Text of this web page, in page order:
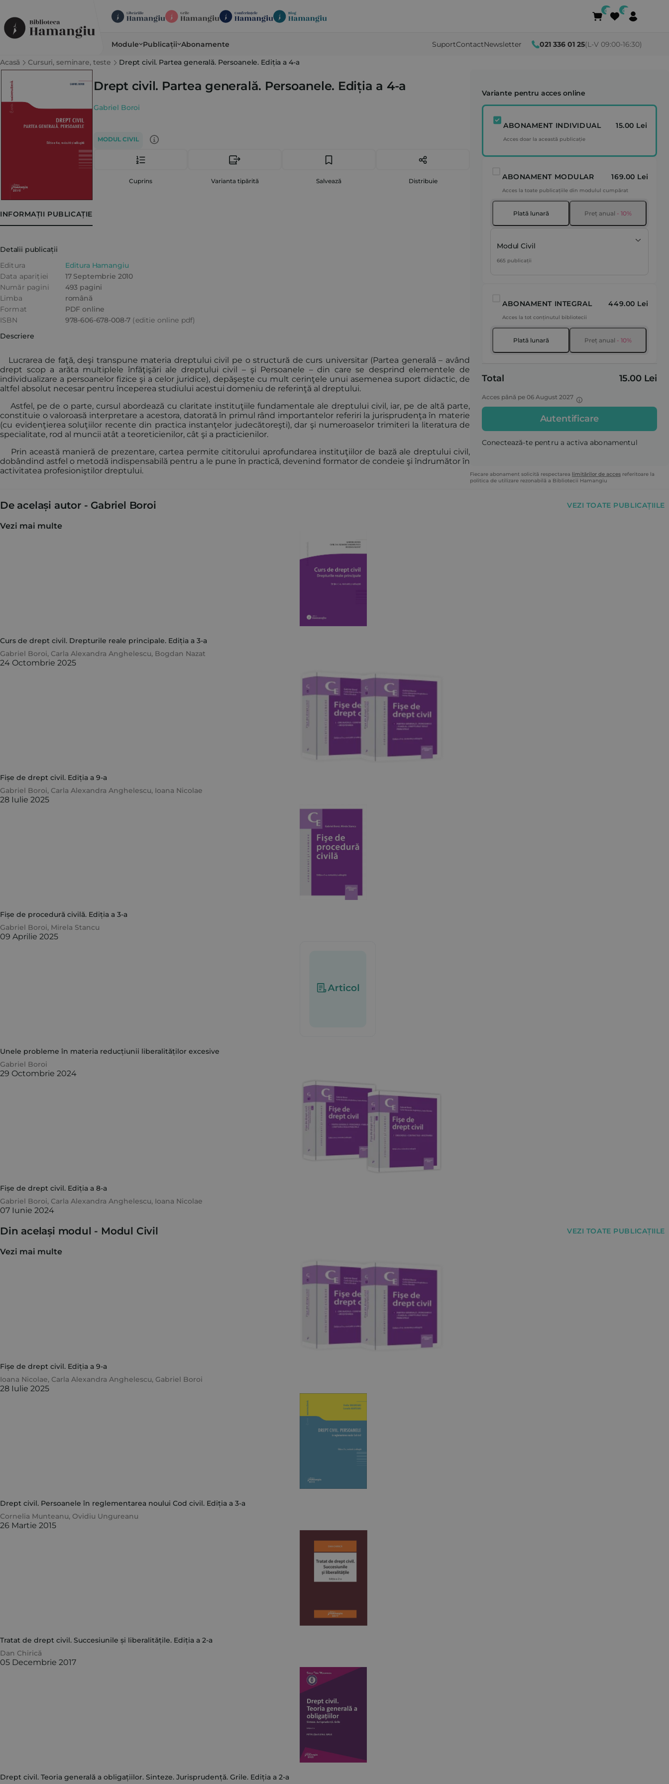
Module Publicații Abonamente SuportContactNewsletter 021 336 01 25(L-V 09:00-16:30)
Acasă Cursuri, seminare, teste Drept civil. Partea generală. Persoanele. Ediția a 4-a
Drept civil. Partea generală. Persoanele. Ediția a 4-a
Gabriel Boroi
MODUL CIVIL
Cuprins Varianta tipărită Salvează Distribuie
INFORMAȚII PUBLICAȚIE
Detalii publicații
Editura
Editura Hamangiu
Data apariției
17 Septembrie 2010
Număr pagini
493 pagini
Limba
română
Format
PDF online
ISBN
978-606-678-008-7 (editie online pdf)
Descriere
Lucrarea de faţă, deşi transpune materia dreptului civil pe o structură de curs universitar (Partea generală – având
drept scop a arăta multiplele înfăţişări ale dreptului civil – şi Persoanele – din care se desprind elementele de
individualizare a persoanelor fizice şi a celor juridice), depăşeşte cu mult cerinţele unui asemenea suport didactic, de
altfel absolut necesar pentru începerea studiului acestui domeniu de referinţă al dreptului.
Astfel, pe de o parte, cursul abordează cu claritate instituţiile fundamentale ale dreptului civil, iar, pe de altă parte,
constituie o valoroasă interpretare a acestora, datorată în primul rând importantelor referiri la jurisprudenţa în materie
(cu evidenţierea soluţiilor recente din practica instanţelor judecătoreşti), dar şi numeroaselor trimiteri la literatura de
specialitate, rod al muncii atât a teoreticienilor, cât şi a practicienilor.
Prin această manieră de prezentare, cartea permite cititorului aprofundarea instituţiilor de bază ale dreptului civil,
dobândind astfel o metodă indispensabilă pentru a le pune în practică, devenind formator de condeie şi îndrumător în
activitatea profesioniştilor dreptului.
Variante pentru acces online
ABONAMENT INDIVIDUAL 15.00 Lei
Acces doar la această publicație
ABONAMENT MODULAR 169.00 Lei
Acces la toate publicațiile din modulul cumpărat
Plată lunară Preț anual - 10%
Modul Civil
665 publicații
ABONAMENT INTEGRAL 449.00 Lei
Acces la tot conținutul bibliotecii
Plată lunară Preț anual - 10%
Total 15.00 Lei
Acces până pe 06 August 2027
Autentificare
Conectează-te pentru a activa abonamentul
Fiecare abonament solicită respectarea limitărilor de acces referitoare la
politica de utilizare rezonabilă a Bibliotecii Hamangiu
De același autor - Gabriel Boroi VEZI TOATE PUBLICAȚIILE
Vezi mai multe
Curs de drept civil. Drepturile reale principale. Ediția a 3-a
Gabriel Boroi, Carla Alexandra Anghelescu, Bogdan Nazat
24 Octombrie 2025
Fișe de drept civil. Ediția a 9-a
Gabriel Boroi, Carla Alexandra Anghelescu, Ioana Nicolae
28 Iulie 2025
Fișe de procedură civilă. Ediția a 3-a
Gabriel Boroi, Mirela Stancu
09 Aprilie 2025
Unele probleme în materia reducțiunii liberalităților excesive
Gabriel Boroi
29 Octombrie 2024
Fișe de drept civil. Ediția a 8-a
Gabriel Boroi, Carla Alexandra Anghelescu, Ioana Nicolae
07 Iunie 2024
Din același modul - Modul Civil VEZI TOATE PUBLICAȚIILE
Vezi mai multe
Fișe de drept civil. Ediția a 9-a
Ioana Nicolae, Carla Alexandra Anghelescu, Gabriel Boroi
28 Iulie 2025
Drept civil. Persoanele în reglementarea noului Cod civil. Ediția a 3-a
Cornelia Munteanu, Ovidiu Ungureanu
26 Martie 2015
Tratat de drept civil. Succesiunile și liberalitățile. Ediția a 2-a
Dan Chirică
05 Decembrie 2017
Drept civil. Teoria generală a obligațiilor. Sinteze. Jurisprudență. Grile. Ediția a 2-a